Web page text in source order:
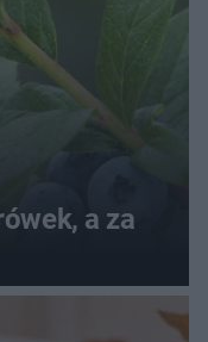
a za